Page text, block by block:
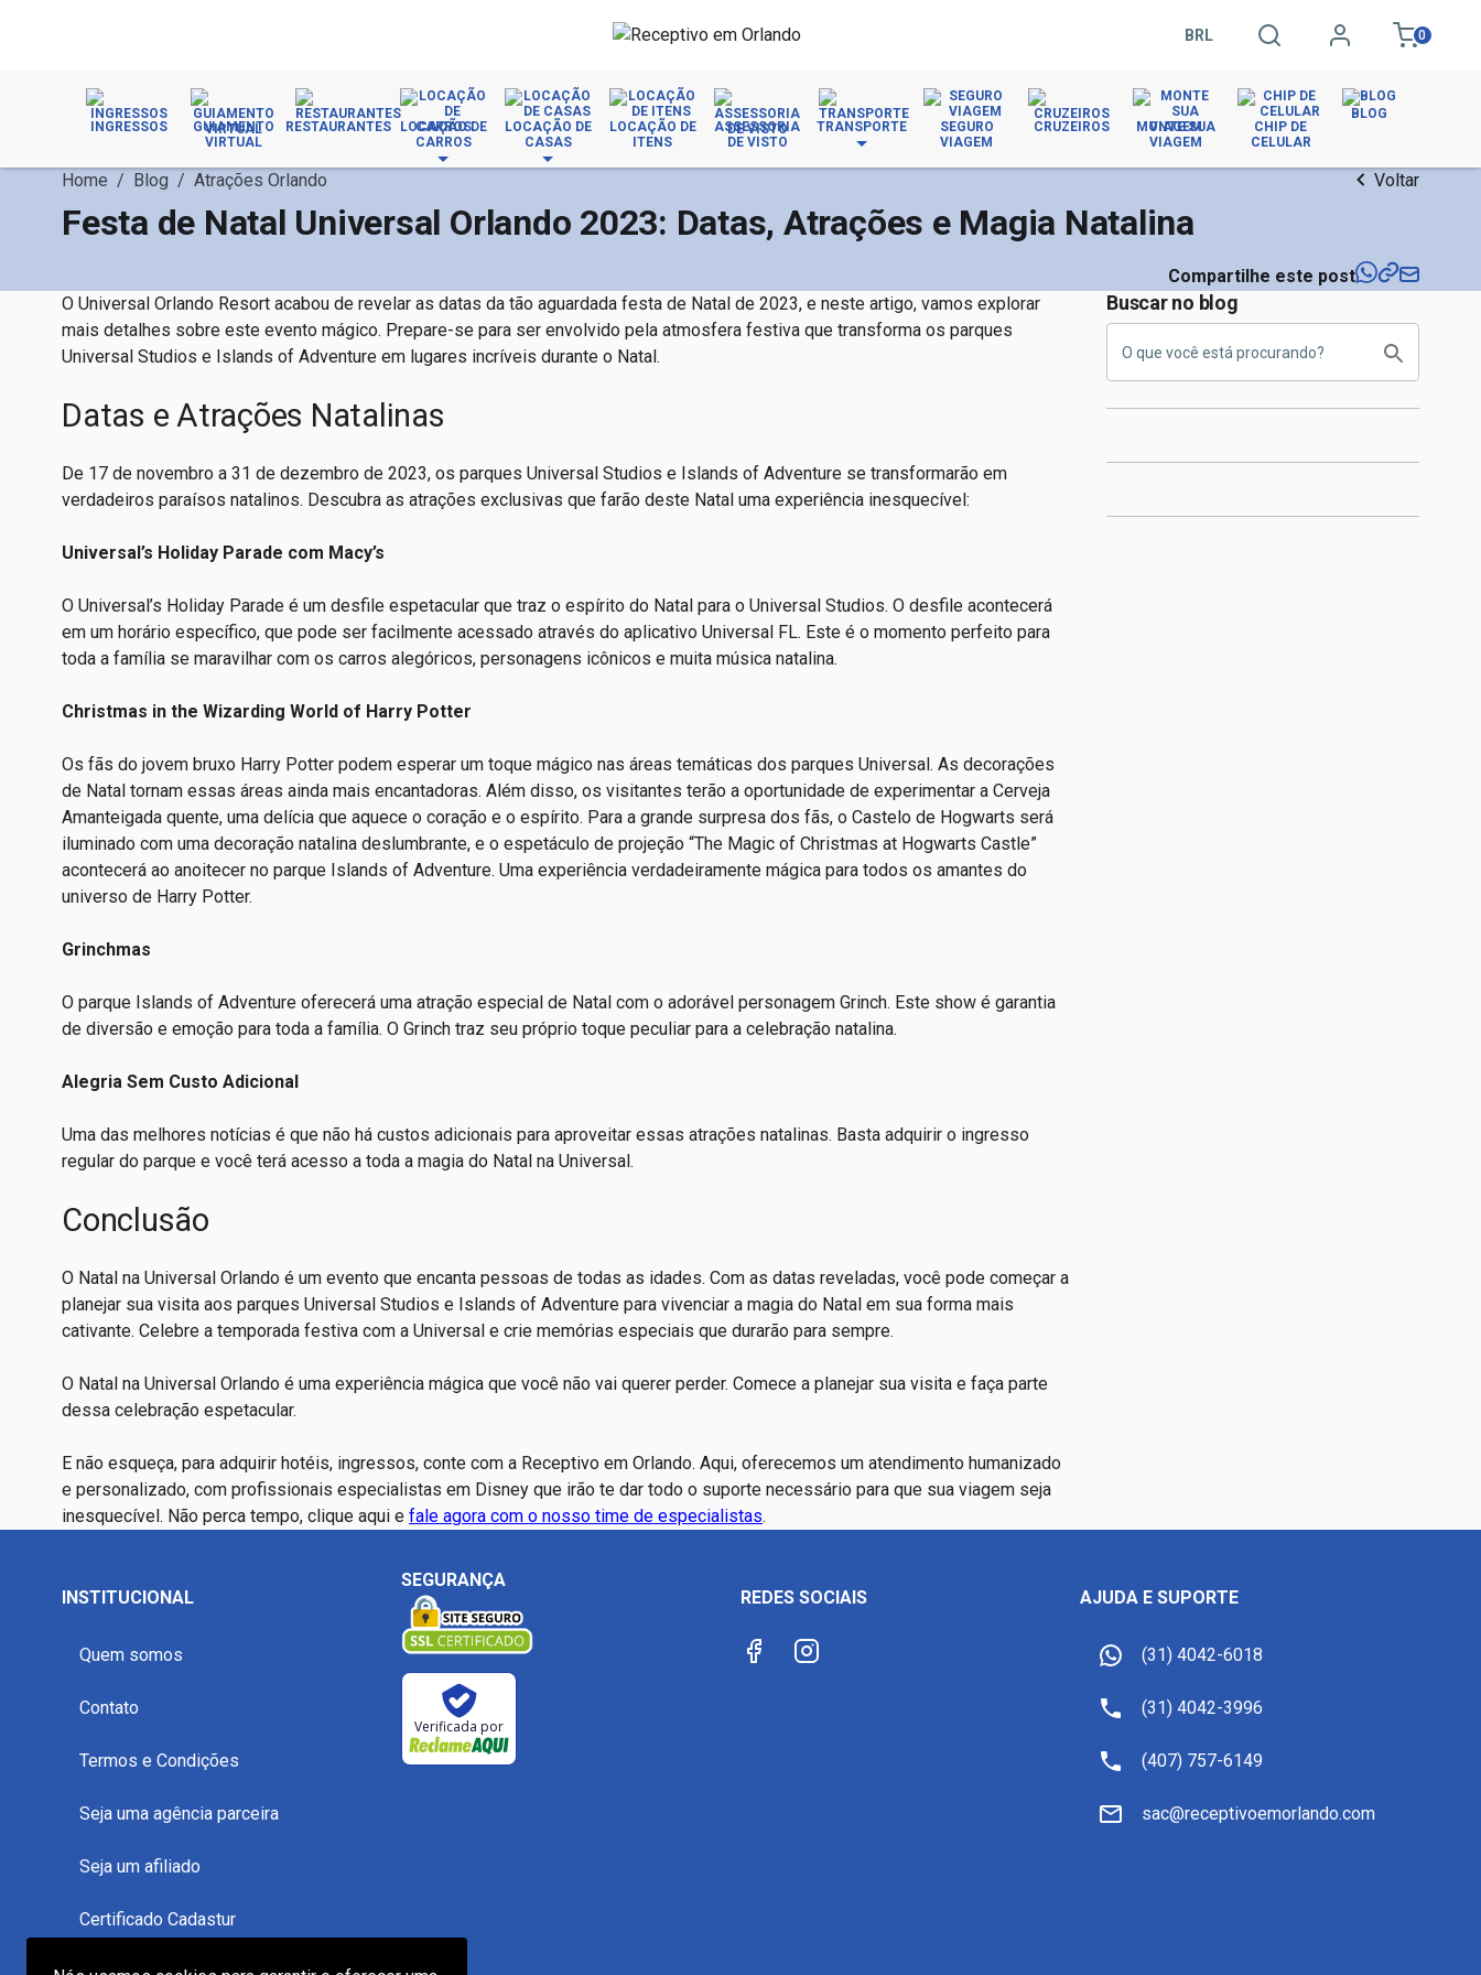
BRL 0
INGRESSOS
GUIAMENTO
VIRTUAL
RESTAURANTES
LOCAÇÃO DE
CARROS
LOCAÇÃO DE
CASAS
LOCAÇÃO DE
ITENS
ASSESSORIA
DE VISTO
TRANSPORTE
SEGURO
VIAGEM
CRUZEIROS
MONTE SUA
VIAGEM
CHIP DE
CELULAR
BLOG
Home / Blog / Atrações Orlando Voltar
Festa de Natal Universal Orlando 2023: Datas, Atrações e Magia Natalina
Compartilhe este post
O Universal Orlando Resort acabou de revelar as datas da tão aguardada festa de Natal de 2023, e neste artigo, vamos explorar
mais detalhes sobre este evento mágico. Prepare-se para ser envolvido pela atmosfera festiva que transforma os parques
Universal Studios e Islands of Adventure em lugares incríveis durante o Natal.
Datas e Atrações Natalinas
De 17 de novembro a 31 de dezembro de 2023, os parques Universal Studios e Islands of Adventure se transformarão em
verdadeiros paraísos natalinos. Descubra as atrações exclusivas que farão deste Natal uma experiência inesquecível:
Universal’s Holiday Parade com Macy’s
O Universal’s Holiday Parade é um desfile espetacular que traz o espírito do Natal para o Universal Studios. O desfile acontecerá
em um horário específico, que pode ser facilmente acessado através do aplicativo Universal FL. Este é o momento perfeito para
toda a família se maravilhar com os carros alegóricos, personagens icônicos e muita música natalina.
Christmas in the Wizarding World of Harry Potter
Os fãs do jovem bruxo Harry Potter podem esperar um toque mágico nas áreas temáticas dos parques Universal. As decorações
de Natal tornam essas áreas ainda mais encantadoras. Além disso, os visitantes terão a oportunidade de experimentar a Cerveja
Amanteigada quente, uma delícia que aquece o coração e o espírito. Para a grande surpresa dos fãs, o Castelo de Hogwarts será
iluminado com uma decoração natalina deslumbrante, e o espetáculo de projeção “The Magic of Christmas at Hogwarts Castle”
acontecerá ao anoitecer no parque Islands of Adventure. Uma experiência verdadeiramente mágica para todos os amantes do
universo de Harry Potter.
Grinchmas
O parque Islands of Adventure oferecerá uma atração especial de Natal com o adorável personagem Grinch. Este show é garantia
de diversão e emoção para toda a família. O Grinch traz seu próprio toque peculiar para a celebração natalina.
Alegria Sem Custo Adicional
Uma das melhores notícias é que não há custos adicionais para aproveitar essas atrações natalinas. Basta adquirir o ingresso
regular do parque e você terá acesso a toda a magia do Natal na Universal.
Conclusão
O Natal na Universal Orlando é um evento que encanta pessoas de todas as idades. Com as datas reveladas, você pode começar a
planejar sua visita aos parques Universal Studios e Islands of Adventure para vivenciar a magia do Natal em sua forma mais
cativante. Celebre a temporada festiva com a Universal e crie memórias especiais que durarão para sempre.
O Natal na Universal Orlando é uma experiência mágica que você não vai querer perder. Comece a planejar sua visita e faça parte
dessa celebração espetacular.
E não esqueça, para adquirir hotéis, ingressos, conte com a Receptivo em Orlando. Aqui, oferecemos um atendimento humanizado
e personalizado, com profissionais especialistas em Disney que irão te dar todo o suporte necessário para que sua viagem seja
inesquecível. Não perca tempo, clique aqui e fale agora com o nosso time de especialistas.
Buscar no blog
INSTITUCIONAL
Quem somos
Contato
Termos e Condições
Seja uma agência parceira
Seja um afiliado
Certificado Cadastur
SEGURANÇA
Verificada por
REDES SOCIAIS AJUDA E SUPORTE
(31) 4042-6018
(31) 4042-3996
(407) 757-6149
sac@receptivoemorlando.com